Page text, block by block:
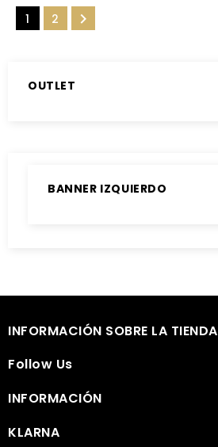
1 2 
OUTLET
BANNER IZQUIERDO
INFORMACIÓN SOBRE LA TIENDA
Follow Us
INFORMACIÓN
KLARNA